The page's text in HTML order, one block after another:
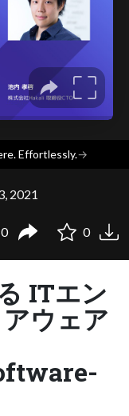
Effortlessly.→
2021
0
ITエン
ウェア